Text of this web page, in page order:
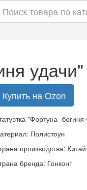
Купить на Ozon
"Фортуна -
Полистоун
производства: Китай
бренда: Гонконг